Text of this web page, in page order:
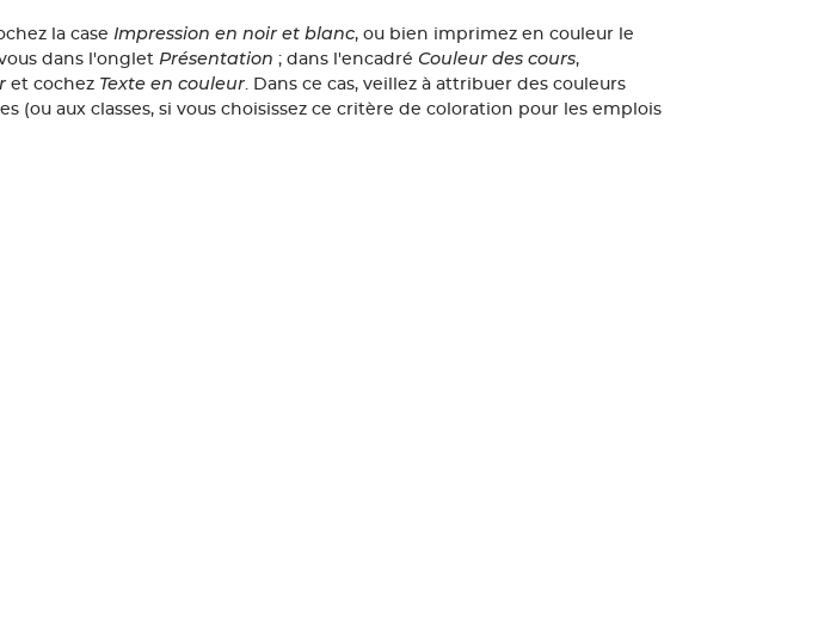
la case Impression en noir et blanc, ou bien imprimez en couleur le
dans l'onglet Présentation ; dans l'encadré Couleur des cours,
et cochez Texte en couleur. Dans ce cas, veillez à attribuer des couleurs
(ou aux classes, si vous choisissez ce critère de coloration pour les emplois